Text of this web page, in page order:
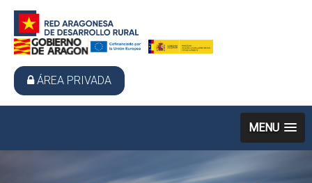
ÁREA PRIVADA
MENU